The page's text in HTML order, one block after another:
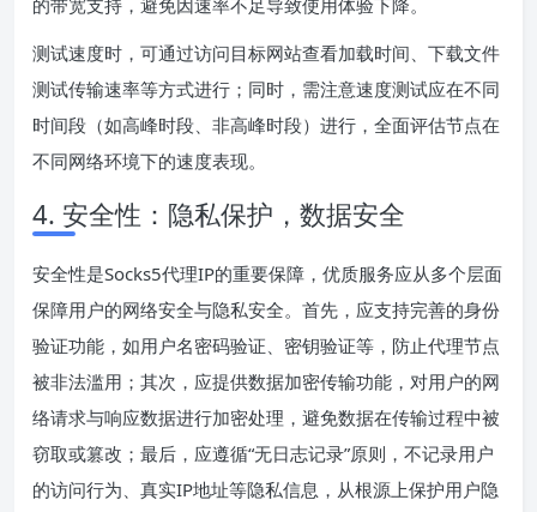
的带宽支持，避免因速率不足导致使用体验下降。
测试速度时，可通过访问目标网站查看加载时间、下载文件
测试传输速率等方式进行；同时，需注意速度测试应在不同
时间段（如高峰时段、非高峰时段）进行，全面评估节点在
不同网络环境下的速度表现。
4. 安全性：隐私保护，数据安全
安全性是Socks5代理IP的重要保障，优质服务应从多个层面
保障用户的网络安全与隐私安全。首先，应支持完善的身份
验证功能，如用户名密码验证、密钥验证等，防止代理节点
被非法滥用；其次，应提供数据加密传输功能，对用户的网
络请求与响应数据进行加密处理，避免数据在传输过程中被
窃取或篡改；最后，应遵循“无日志记录”原则，不记录用户
的访问行为、真实IP地址等隐私信息，从根源上保护用户隐